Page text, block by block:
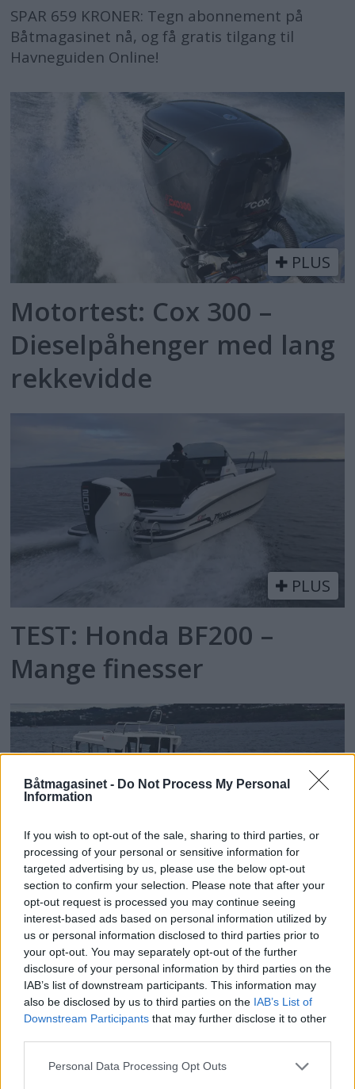
Båtmagasinet - Do Not Process My Personal
Information
If you wish to opt-out of the sale, sharing to third parties, or
processing of your personal or sensitive information for
targeted advertising by us, please use the below opt-out
section to confirm your selection. Please note that after your
opt-out request is processed you may continue seeing
interest-based ads based on personal information utilized by
us or personal information disclosed to third parties prior to
your opt-out. You may separately opt-out of the further
disclosure of your personal information by third parties on the
IAB’s list of downstream participants. This information may
also be disclosed by us to third parties on the IAB’s List of
Downstream Participants that may further disclose it to other
Personal Data Processing Opt Outs
SPAR 659 KRONER: Tegn abonnement på
Båtmagasinet nå, og få gratis tilgang til
Havneguiden Online!
PLUS
Motortest: Cox 300 –
Dieselpåhenger med lang
rekkevidde
PLUS
TEST: Honda BF200 –
Mange finesser
Topp 10: Disse båtene fikk
flest klikk i Testguiden i
2025